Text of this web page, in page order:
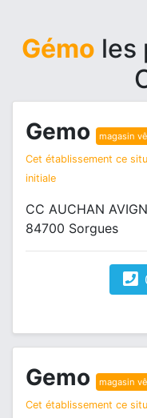
Gémo les
Gemo magasin
Cet établissement ce
initiale
CC AUCHAN
84700 Sorgues
Gemo magasin
Cet établissement ce